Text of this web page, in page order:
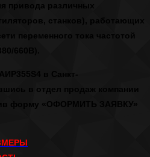
привода различных
станков), работающих
переменного тока частотой
660В).
в Санкт-
в отдел продаж компании
форму «ОФОРМИТЬ ЗАЯВКУ»